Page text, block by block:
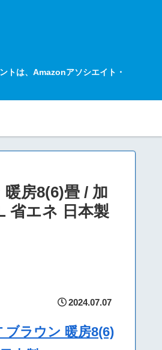
トは、Amazonアソシエイト・
房8(6)畳 / 加
省エネ 日本製
2024.07.07
ブラウン 暖房8(6)